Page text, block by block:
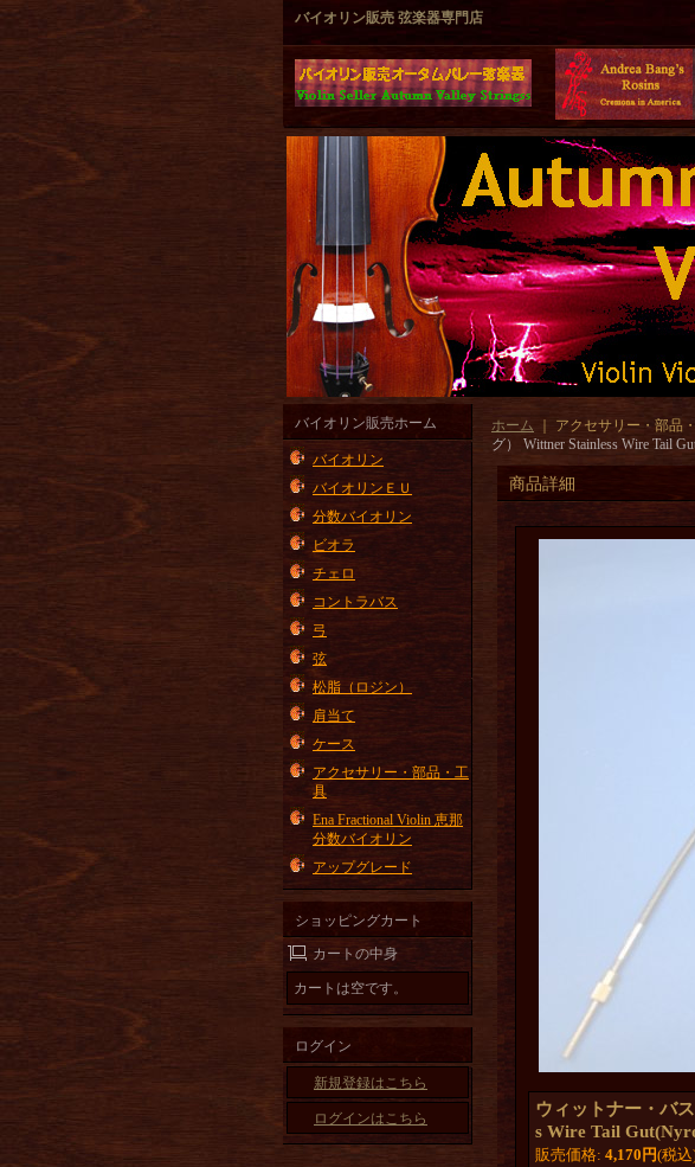
バイオリン販売 弦楽器専門店
バイオリン販売ホーム
バイオリン
バイオリンＥＵ
分数バイオリン
ビオラ
チェロ
コントラバス
弓
弦
松脂（ロジン）
肩当て
ケース
アクセサリー・部品・工
具
Ena Fractional Violin 恵那
分数バイオリン
アップグレード
ショッピングカート
カートの中身
カートは空です。
ログイン
新規登録はこちら
ログインはこちら
ホーム ｜ アクセサリー・部品
グ） Wittner Stainless Wire Tail
商品詳細
ウィットナー・バ
s Wire Tail
販売価格: 4,170円(税込